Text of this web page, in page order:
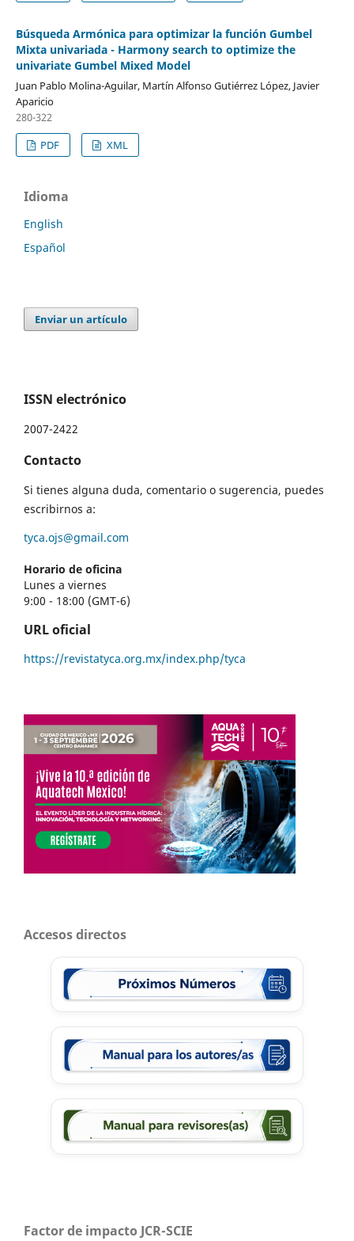
Búsqueda Armónica para optimizar la función Gumbel
Mixta univariada - Harmony search to optimize the
univariate Gumbel Mixed Model
Juan Pablo Molina-Aguilar, Martín Alfonso Gutiérrez López, Javier
Aparicio
280-322
PDF
XML
Idioma
English
Español
Enviar un artículo
ISSN electrónico
2007-2422
Contacto
Si tienes alguna duda, comentario o sugerencia, puedes
escribirnos a:
tyca.ojs@gmail.com
Horario de oficina
Lunes a viernes
9:00 - 18:00 (GMT-6)
URL oficial
https://revistatyca.org.mx/index.php/tyca
Accesos directos
Factor de impacto JCR-SCIE